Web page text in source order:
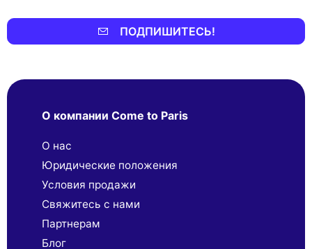
ПОДПИШИТЕСЬ!
О компании Come to Paris
О нас
Юридические положения
Условия продажи
Свяжитесь с нами
Партнерaм
Блог